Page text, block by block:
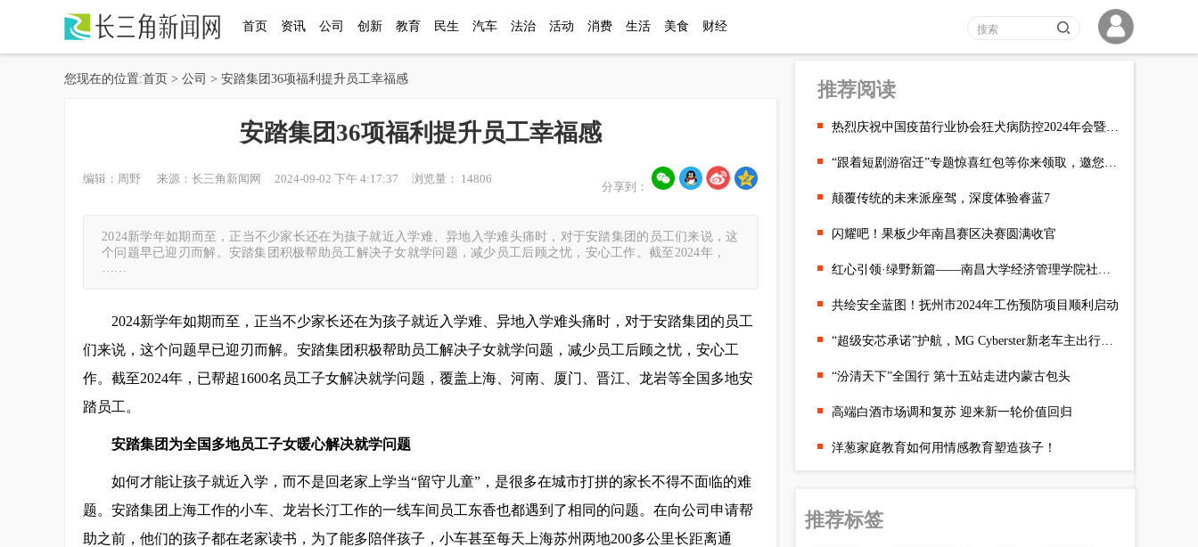
首页 资讯 公司 创新 教育 民生 汽车 法治 活动 消费 生活 美食 财经
您现在的位置:首页 > 公司 > 安踏集团36项福利提升员工幸福感
安踏集团36项福利提升员工幸福感
编辑：周野 来源：长三角新闻网 2024-09-02 下午 4:17:37 浏览量： 14806
分享到：
2024新学年如期而至，正当不少家长还在为孩子就近入学难、异地入学难头痛时，对于安踏集团的员工们来说，这
个问题早已迎刃而解。安踏集团积极帮助员工解决子女就学问题，减少员工后顾之忧，安心工作。截至2024年，
……
2024新学年如期而至，正当不少家长还在为孩子就近入学难、异地入学难头痛时，对于安踏集团的员工
们来说，这个问题早已迎刃而解。安踏集团积极帮助员工解决子女就学问题，减少员工后顾之忧，安心工
作。截至2024年，已帮超1600名员工子女解决就学问题，覆盖上海、河南、厦门、晋江、龙岩等全国多地安
踏员工。
安踏集团为全国多地员工子女暖心解决就学问题
如何才能让孩子就近入学，而不是回老家上学当“留守儿童”，是很多在城市打拼的家长不得不面临的难
题。安踏集团上海工作的小车、龙岩长汀工作的一线车间员工东香也都遇到了相同的问题。在向公司申请帮
助之前，他们的孩子都在老家读书，为了能多陪伴孩子，小车甚至每天上海苏州两地200多公里长距离通
推荐阅读
热烈庆祝中国疫苗行业协会狂犬病防控2024年会暨第四届航天动物致
“跟着短剧游宿迁”专题惊喜红包等你来领取，邀您一起快乐游宿迁！
颠覆传统的未来派座驾，深度体验睿蓝7
闪耀吧！果板少年南昌赛区决赛圆满收官
红心引领·绿野新篇——南昌大学经济管理学院社会实践队深入吉安市
共绘安全蓝图！抚州市2024年工伤预防项目顺利启动
“超级安芯承诺”护航，MG Cyberster新老车主出行无忧
“汾清天下”全国行 第十五站走进内蒙古包头
高端白酒市场调和复苏 迎来新一轮价值回归
洋葱家庭教育如何用情感教育塑造孩子！
推荐标签